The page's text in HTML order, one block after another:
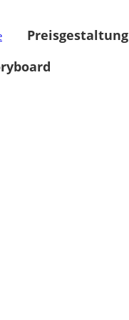
Preisgestaltung